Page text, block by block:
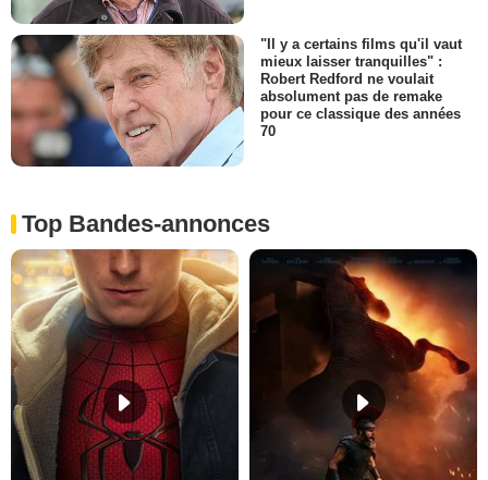
"Il y a certains films qu'il vaut
mieux laisser tranquilles" :
Robert Redford ne voulait
absolument pas de remake
pour ce classique des années
70
Top Bandes-annonces